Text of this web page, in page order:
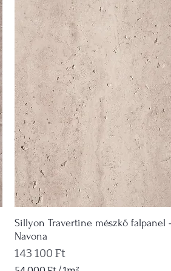
Sillyon Travertine mészkő falpanel -
Navona
Ár
143 100 Ft